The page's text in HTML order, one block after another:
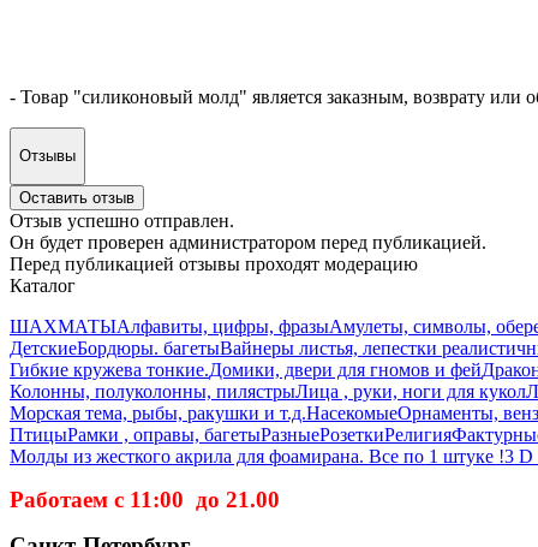
- Товар "силиконовый молд" является заказным, возврату или
Отзывы
Оставить отзыв
Отзыв успешно отправлен.
Он будет проверен администратором перед публикацией.
Перед публикацией отзывы проходят модерацию
Каталог
ШАХМАТЫАлфавиты, цифры, фразыАмулеты, символы,
ДетскиеБордюры. багетыВайнеры листья, лепестки
Гибкие кружева тонкие.Домики, двери для гномов и фей
Колонны, полуколонны, пилястрыЛица , руки, ноги для кукол
Морская тема, рыбы, ракушки и т.д.НасекомыеОрнаменты,
ПтицыРамки , оправы, багетыРазныеРозеткиРелигия
Молды из жесткого акрила для фоамирана. Все по 1 штуке !3 D
Работаем с 11:00 до 21.00